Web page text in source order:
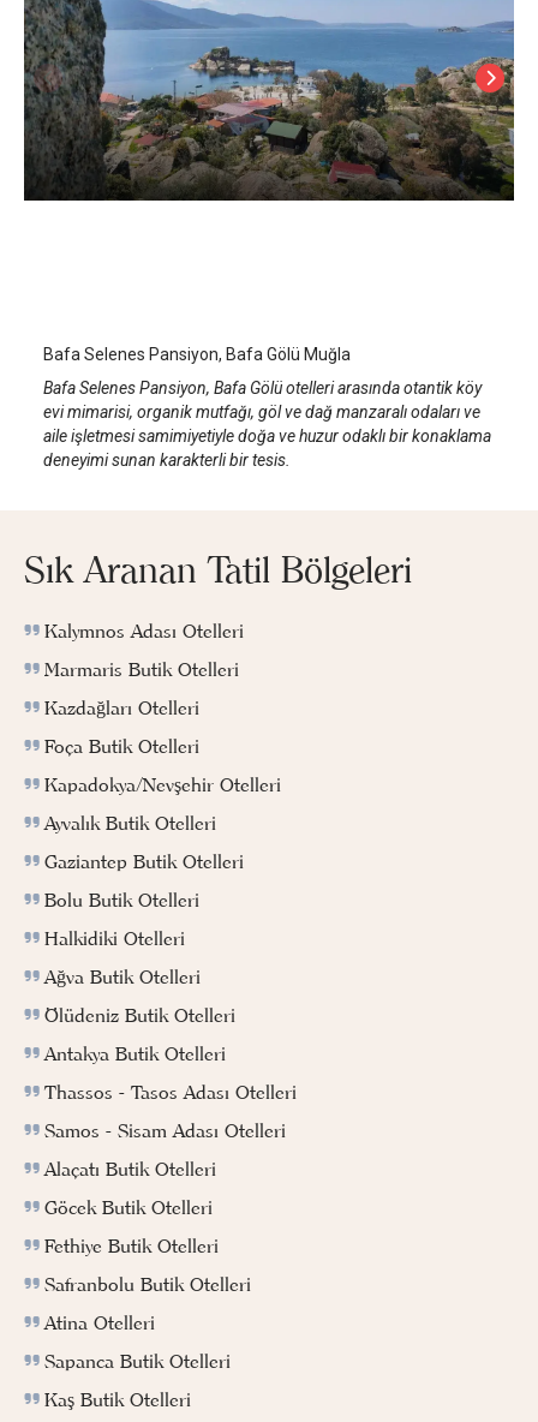
Bafa Selenes Pansiyon, Bafa Gölü Muğla
Bafa Selenes Pansiyon, Bafa Gölü otelleri arasında otantik köy
evi mimarisi, organik mutfağı, göl ve dağ manzaralı odaları ve
aile işletmesi samimiyetiyle doğa ve huzur odaklı bir konaklama
deneyimi sunan karakterli bir tesis.
Sık Aranan Tatil Bölgeleri
Kalymnos Adası Otelleri
Marmaris Butik Otelleri
Kazdağları Otelleri
Foça Butik Otelleri
Kapadokya/Nevşehir Otelleri
Ayvalık Butik Otelleri
Gaziantep Butik Otelleri
Bolu Butik Otelleri
Halkidiki Otelleri
Ağva Butik Otelleri
Ölüdeniz Butik Otelleri
Antakya Butik Otelleri
Thassos - Tasos Adası Otelleri
Samos - Sisam Adası Otelleri
Alaçatı Butik Otelleri
Göcek Butik Otelleri
Fethiye Butik Otelleri
Safranbolu Butik Otelleri
Atina Otelleri
Sapanca Butik Otelleri
Kaş Butik Otelleri